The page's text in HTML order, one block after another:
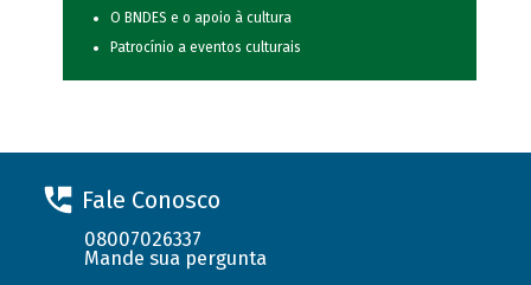
O BNDES e o apoio à cultura
Patrocínio a eventos culturais
Fale Conosco
08007026337
Mande sua pergunta